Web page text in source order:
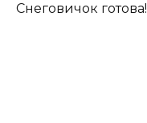
Снеговичок готова!